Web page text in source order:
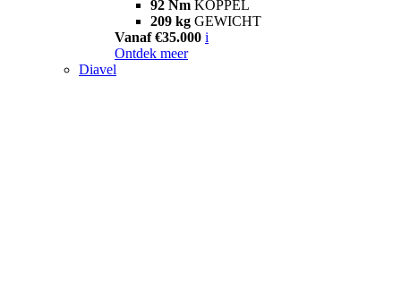
92 Nm KOPPEL
209 kg GEWICHT
Vanaf €35.000 i
Ontdek meer
Diavel